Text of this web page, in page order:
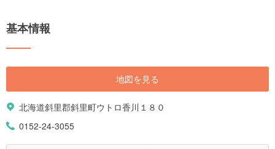
基本情報
地図を見る
北海道斜里郡斜里町ウトロ香川１８０
0152-24-3055